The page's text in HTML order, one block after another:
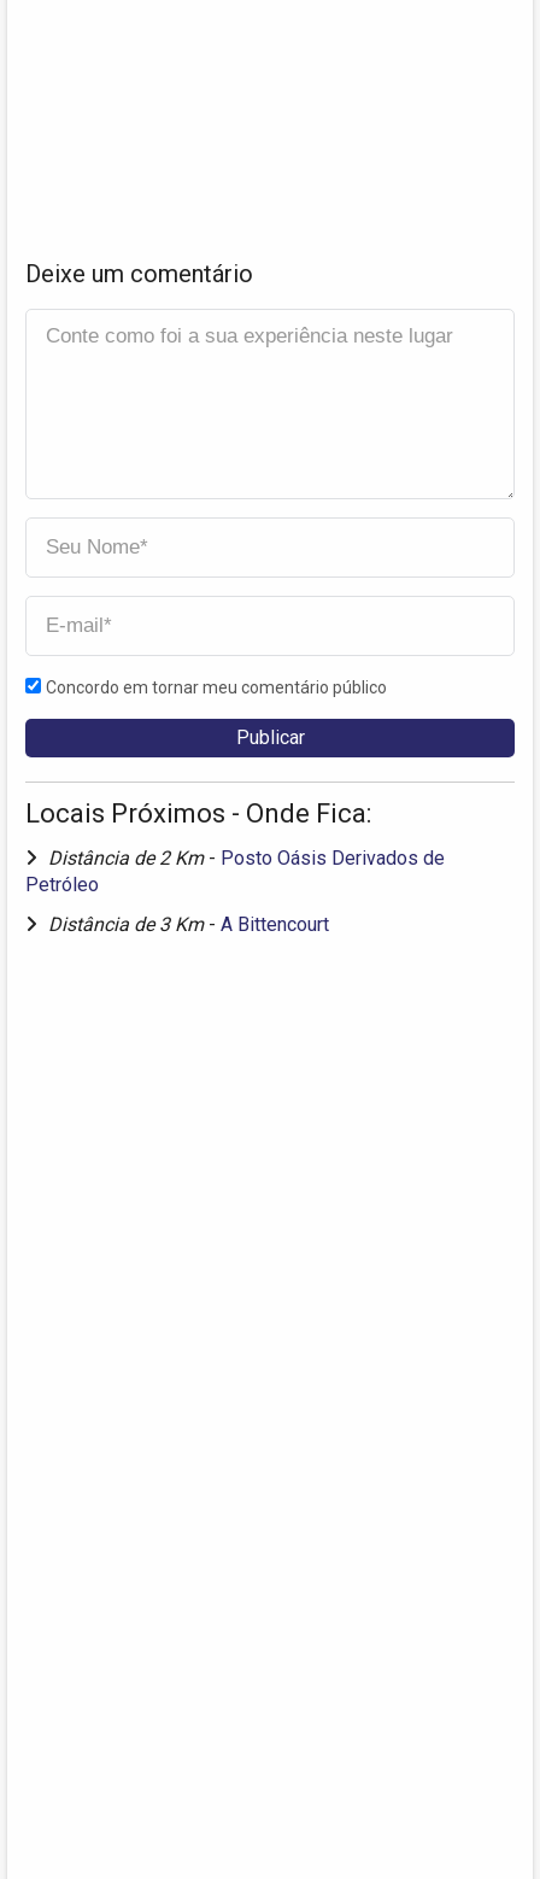
Deixe um comentário
Concordo em tornar meu comentário público
Locais Próximos - Onde Fica:
Distância de 2 Km - Posto Oásis Derivados de
Petróleo
Distância de 3 Km - A Bittencourt